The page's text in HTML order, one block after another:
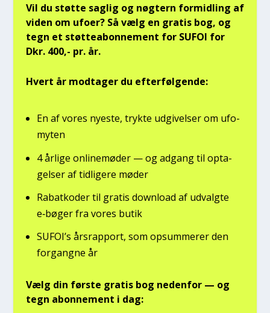
Vil du støt­te sag­lig og nøg­tern for­mid­ling af
viden om ufo­er? Så vælg en gra­tis bog, og
tegn et støt­tea­bon­ne­ment for SUFOI for
Dkr. 400,- pr. år.
Hvert år mod­ta­ger du efter­føl­gen­de:
En af vores nye­ste, tryk­te udgi­vel­ser om ufo­
myten
4 årli­ge onli­ne­mø­der — og adgang til opta­
gel­ser af tid­li­ge­re møder
Rabat­ko­der til gra­tis down­lo­ad af udvalg­te
e‑bøger fra vores butik
SUFOI’s års­rap­port, som opsum­me­rer den
for­gang­ne år
Vælg din før­ste gra­tis bog neden­for — og
tegn abon­ne­ment i dag: